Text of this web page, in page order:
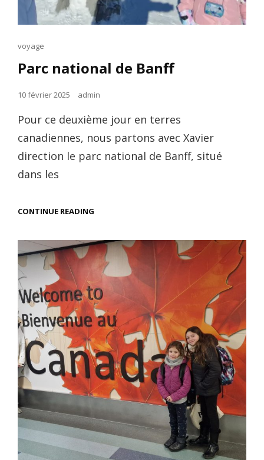
Cat
voyage
Parc national de Banff
Posted
10 février 2025 admin
Pour ce deuxième jour en terres
canadiennes, nous partons avec Xavier
direction le parc national de Banff, situé
dans les
CONTINUE READING
BANFF